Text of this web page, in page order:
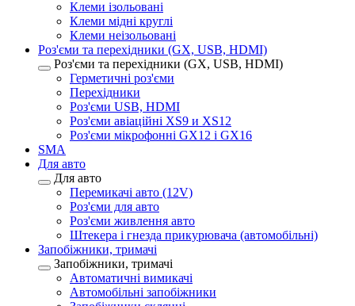
Клеми ізольовані
Клеми мідні круглі
Клеми неізольовані
Роз'єми та перехідники (GX, USB, HDMI)
Роз'єми та перехідники (GX, USB, HDMI)
Герметичні роз'єми
Перехідники
Роз'єми USB, HDMI
Роз'єми авіаційні XS9 и XS12
Роз'єми мікрофонні GX12 і GX16
SMA
Для авто
Для авто
Перемикачі авто (12V)
Роз'єми для авто
Роз'єми живлення авто
Штекера і гнезда прикурювача (автомобільні)
Запобіжники, тримачі
Запобіжники, тримачі
Автоматичні вимикачі
Автомобільні запобіжники